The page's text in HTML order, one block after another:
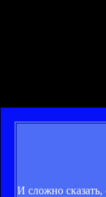
И сложно